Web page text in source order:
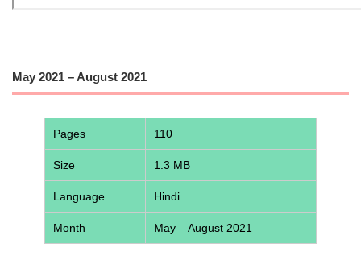
May 2021 – August 2021
Pages 110
Size 1.3 MB
Language Hindi
Month May – August 2021